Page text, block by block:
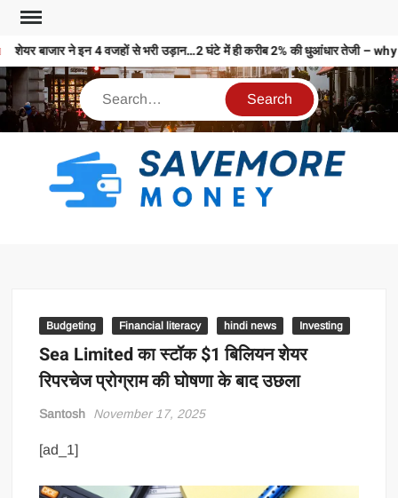
शेयर बाजार ने इन 4 वजहों से भरी उड़ान…2 घंटे में ही करीब 2% की धुआंधार
Budgeting Financial literacy hindi news Investing
Sea Limited का स्टॉक $1 बिलियन शेयर
रिपरचेज प्रोग्राम की घोषणा के बाद उछला
Santosh November 17, 2025
[ad_1]